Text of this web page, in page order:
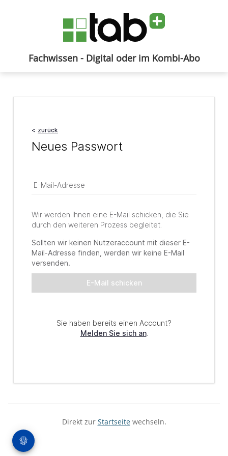
Fachwissen - Digital oder im Kombi-Abo
Direkt zur Startseitewechseln.